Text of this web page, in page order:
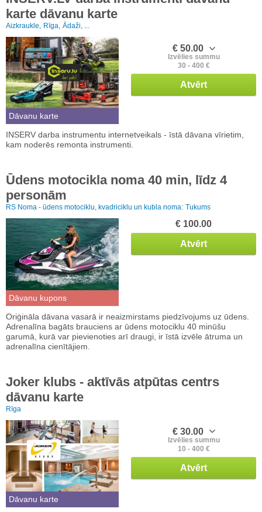
karte dāvanu karte
Aizkraukle, Rīga, Ādaži, ...
Dāvanu karte
€ 50.00
Izvēlies summu
30 - 400 €
Atvērt
INSERV darba instrumentu internetveikals - īstā dāvana vīrietim,
kam noderēs remonta instrumenti.
Ūdens motocikla noma 40 min, līdz 4
personām
RS Noma - ūdens motociklu, kvadriciklu un kubla noma: Tukums
Dāvanu kupons
€ 100.00
Atvērt
Oriģināla dāvana vasarā ir neaizmirstams piedzīvojums uz ūdens.
Adrenalīna bagāts brauciens ar ūdens motociklu 40 minūšu
garumā, kurā var pievienoties arī draugi, ir īstā izvēle ātruma un
adrenalīna cienītājiem.
Joker klubs - aktīvās atpūtas centrs
dāvanu karte
Rīga
Dāvanu karte
€ 30.00
Izvēlies summu
10 - 400 €
Atvērt